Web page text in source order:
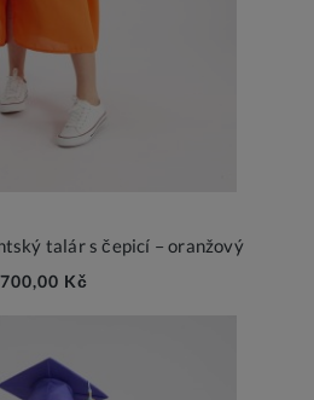
talár s čepicí – oranžový
700,00 Kč